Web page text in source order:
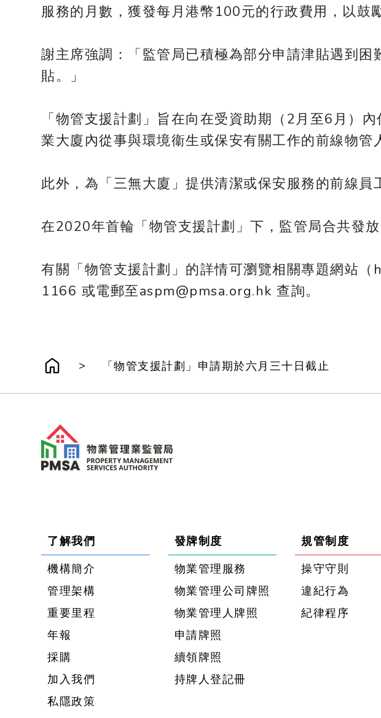
服務的月數，獲發每月港幣100元的行政費用，以鼓
謝主席強調：「監管局已積極為部分申請津貼遇到
貼。」
「物管支援計劃」旨在向在受資助期（2月至6月）
業大廈內從事與環境衞生或保安有關工作的前線物管
此外，為「三無大廈」提供清潔或保安服務的前線
在2020年首輪「物管支援計劃」下，監管局合共發
有關「物管支援計劃」的詳情可瀏覽相關專題網站
1166 或電郵至aspm@pmsa.org.hk 查詢。
> 「物管支援計劃」申請期於六月三十日截止
了解我們
機構簡介
管理架構
重要里程
年報
採購
加入我們
私隱政策
發牌制度
物業管理服務
物業管理公司牌照
物業管理人牌照
申請牌照
續領牌照
持牌人登記冊
規管制度
操守守則
違紀行為
紀律程序